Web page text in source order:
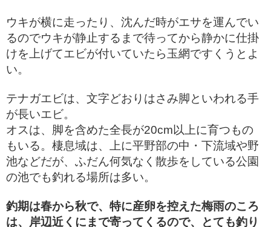
ウキが横に走ったり、沈んだ時がエサを運んでい
るのでウキが静止するまで待ってから静かに仕掛
けを上げてエビが付いていたら玉網ですくうとよ
い。
テナガエビは、文字どおりはさみ脚といわれる手
が長いエビ。
オスは、脚を含めた全長が20cm以上に育つもの
もいる。棲息域は、上に平野部の中・下流域や野
池などだが、ふだん何気なく散歩をしている公園
の池でも釣れる場所は多い。
釣期は春から秋で、特に産卵を控えた梅雨のころ
は、岸辺近くにまで寄ってくるので、とても釣り